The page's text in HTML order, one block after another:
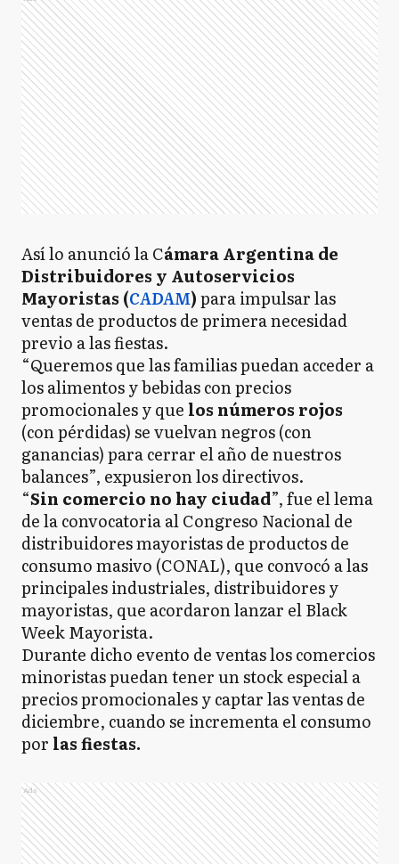
Así lo anunció la Cámara Argentina de
Distribuidores y Autoservicios
Mayoristas (CADAM)para impulsar las
ventas de productos de primera necesidad
previo a las fiestas.
“Queremos que las familias puedan acceder a
los alimentos y bebidas con precios
promocionales y que los números rojos
(con pérdidas) se vuelvan negros (con
ganancias) para cerrar el año de nuestros
balances”, expusieron los directivos.
“Sin comercio no hay ciudad”, fue el lema
de la convocatoria al Congreso Nacional de
distribuidores mayoristas de productos de
consumo masivo (CONAL), que convocó a las
principales industriales, distribuidores y
mayoristas, que acordaron lanzar el Black
Week Mayorista.
Durante dicho evento de ventas los comercios
minoristas puedan tener un stock especial a
precios promocionales y captar las ventas de
diciembre, cuando se incrementa el consumo
por las fiestas.
Ads